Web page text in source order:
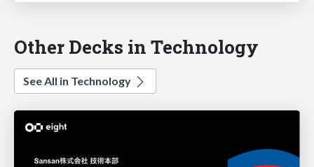
Other Decks in Technology
See All in Technology